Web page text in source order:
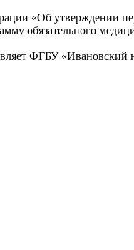
«Об утверждении
обязательного
ФГБУ «Ивановский